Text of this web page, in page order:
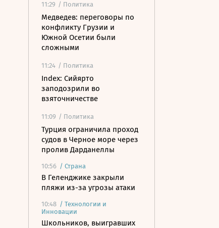
11:29 / Политика
Медведев: переговоры по
конфликту Грузии и
Южной Осетии были
сложными
11:24 / Политика
Index: Сийярто
заподозрили во
взяточничестве
11:09 / Политика
Турция ограничила проход
судов в Черное море через
пролив Дарданеллы
10:56 / Страна
В Геленджике закрыли
пляжи из-за угрозы атаки
10:48 / Технологии и
Инновации
Школьников, выигравших